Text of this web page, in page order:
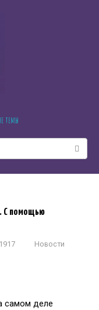
темы
С помощью
Новости
самом деле